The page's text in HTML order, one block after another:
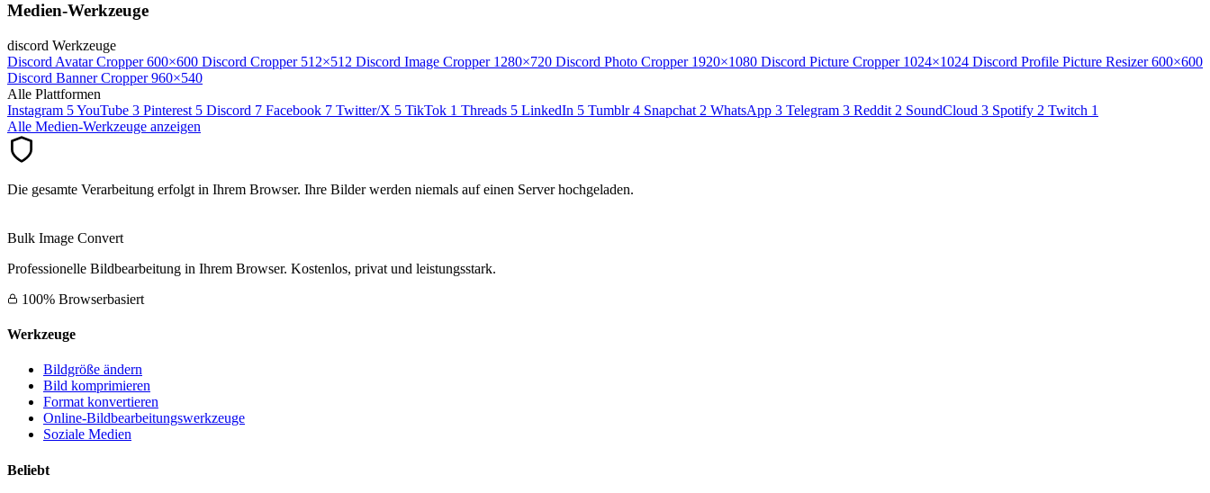
Medien-Werkzeuge
discord Werkzeuge
Discord Avatar Cropper 600×600 Discord Cropper 512×512 Discord Image Cropper 1280×720 Discord Photo Cropper 1920×1080 Discord Picture Cropper 1024×1024 Discord Profile Picture Resizer 600×600
Discord Banner Cropper 960×540
Alle Plattformen
Instagram 5YouTube 3 Pinterest 5 Discord 7 Facebook 7 Twitter/X 5 TikTok 1 Threads 5 LinkedIn 5 Tumblr 4 Snapchat 2 WhatsApp 3 Telegram 3 Reddit 2 SoundCloud 3 Spotify 2 Twitch 1
Alle Medien-Werkzeuge anzeigen
Die gesamte Verarbeitung erfolgt in Ihrem Browser. Ihre Bilder werden niemals auf einen Server hochgeladen.
Bulk Image Convert
Professionelle Bildbearbeitung in Ihrem Browser. Kostenlos, privat und leistungsstark.
100% Browserbasiert
Werkzeuge
Bildgröße ändern
Bild komprimieren
Format konvertieren
Online-Bildbearbeitungswerkzeuge
Soziale Medien
Beliebt